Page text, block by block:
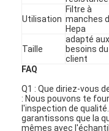
À la maison
Produits
Vidéos
Utilisation
Filtre à
manches
Hepa
Taille
adapté aux
besoins du
client
FAQ
Q1 : Que diriez-vous
: Nous pouvons te
l'inspection de
garantissons que la
mêmes avec